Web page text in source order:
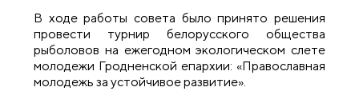
В ходе работы совета было принято решения
провести турнир белорусского общества
рыболовов на ежегодном экологическом слете
молодежи Гродненской епархии: «Православная
молодежь за устойчивое развитие».